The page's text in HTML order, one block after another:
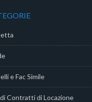
e Fac Simile
Contratti di Locazione